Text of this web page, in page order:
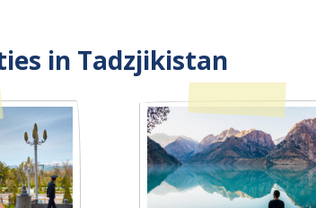
in Tadzjikistan